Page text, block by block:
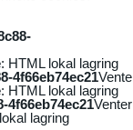
: HTML lokal lagring
4f66eb74ec21
: HTML lokal lagring
4f66eb74ec21Venter
lagring